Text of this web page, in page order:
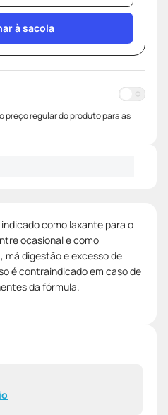
à sacola
preço regular do produto para as
como laxante para o
ocasional e como
má digestão e excesso de
é contraindicado em caso de
da fórmula.